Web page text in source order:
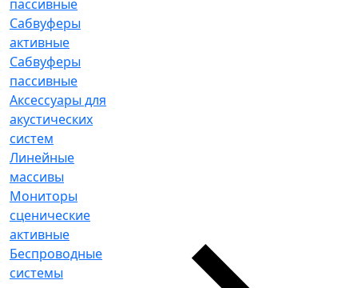
пассивные
Сабвуферы
активные
Сабвуферы
пассивные
Аксессуары для
акустических
систем
Линейные
массивы
Мониторы
сценические
активные
Беспроводные
системы